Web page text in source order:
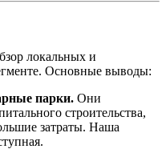
локальных и
Основные выводы:
парки. Они
строительства,
затраты. Наша